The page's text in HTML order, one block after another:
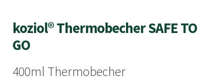
koziol® Thermobecher SAFE TO
GO
400ml Thermobecher